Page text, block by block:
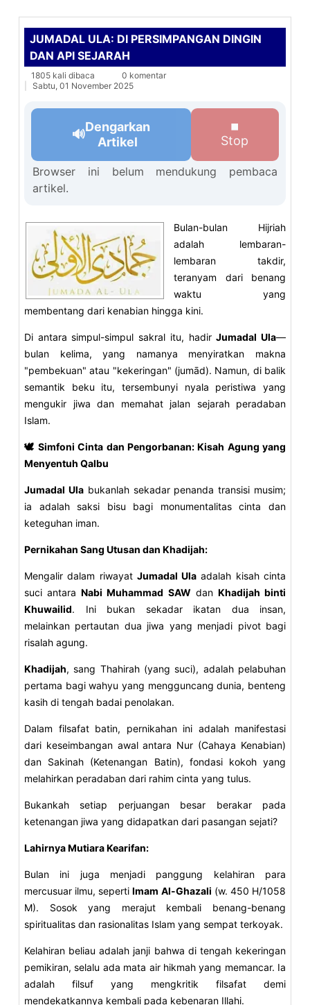
JUMADAL ULA: DI PERSIMPANGAN DINGIN
DAN API SEJARAH
1805 kali dibaca
0 komentar
Sabtu, 01 November 2025
🔊
Dengarkan
Artikel
⏹
Stop
Browser ini belum mendukung pembaca
artikel.
Bulan-bulan Hijriah
adalah lembaran-
lembaran takdir,
teranyam dari benang
waktu yang
membentang dari kenabian hingga kini.
Di antara simpul-simpul sakral itu, hadirJumadal Ula—
bulan kelima, yang namanya menyiratkan makna
"pembekuan" atau "kekeringan" (jumād). Namun, di balik
semantik beku itu, tersembunyi nyala peristiwa yang
mengukir jiwa dan memahat jalan sejarah peradaban
Islam.
🕊️ Simfoni Cinta dan Pengorbanan: Kisah Agung yang
Menyentuh Qalbu
Jumadal Ulabukanlah sekadar penanda transisi musim;
ia adalah saksi bisu bagi monumentalitas cinta dan
keteguhan iman.
Pernikahan Sang Utusan dan Khadijah:
Mengalir dalam riwayat Jumadal Ula adalah kisah cinta
suci antaraNabi Muhammad SAW dan Khadijah binti
Khuwailid. Ini bukan sekadar ikatan dua insan,
melainkan pertautan dua jiwa yang menjadi pivot bagi
risalah agung.
Khadijah, sang Thahirah (yang suci), adalah pelabuhan
pertama bagi wahyu yang mengguncang dunia, benteng
kasih di tengah badai penolakan.
Dalam filsafat batin, pernikahan ini adalah manifestasi
dari keseimbangan awal antara Nur (Cahaya Kenabian)
dan Sakinah (Ketenangan Batin), fondasi kokoh yang
melahirkan peradaban dari rahim cinta yang tulus.
Bukankah setiap perjuangan besar berakar pada
ketenangan jiwa yang didapatkan dari pasangan sejati?
Lahirnya Mutiara Kearifan:
Bulan ini juga menjadi panggung kelahiran para
mercusuar ilmu, sepertiImam Al-Ghazali (w. 450 H/1058
M). Sosok yang merajut kembali benang-benang
spiritualitas dan rasionalitas Islam yang sempat terkoyak.
Kelahiran beliau adalah janji bahwa di tengah kekeringan
pemikiran, selalu ada mata air hikmah yang memancar. Ia
adalah filsuf yang mengkritik filsafat demi
mendekatkannya kembali pada kebenaran Illahi.